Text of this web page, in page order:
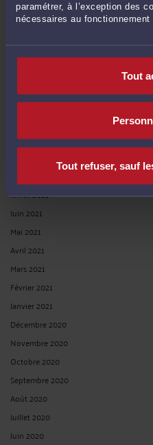
paramétrer, à l’exception des
nécessaires au fonctionnement
Tout
Tout refuser, sauf
Mai 2022
Avril 2022
Mars 2022
Décembre 2021
Octobre 2021
Juillet 2021
Juin 2021
Mai 2021
Avril 2021
Mars 2021
Février 2021
Janvier 2021
Décembre 2020
Novembre 2020
Octobre 2020
Septembre 2020
Août 2020
Juillet 2020
Juin 2020